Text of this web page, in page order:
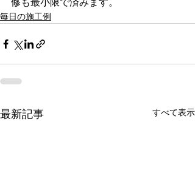
修も最小限で済みます。
毎日の施工例
最新記事 すべて表示